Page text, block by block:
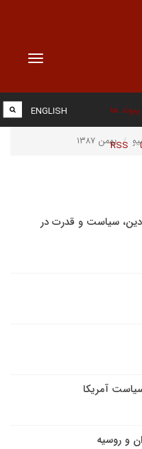
Toggle
پیوند ها
RSS
ENGLISH
بهمن ۱۳۸۷
سياست و قدرت در
آمریکا
و روسیه